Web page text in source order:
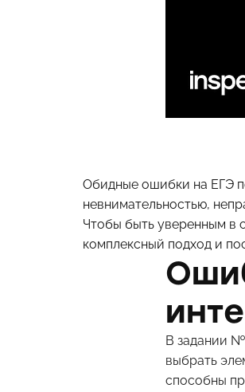
Обидные ошибки на ЕГЭ
невнимательностью,
Чтобы быть уверенным в
комплексный подход и
В задании №
выбрать
способны